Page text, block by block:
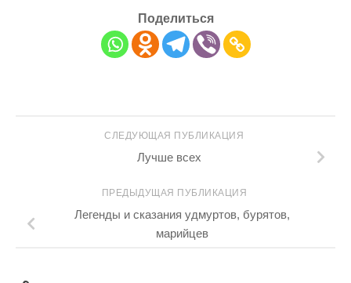
Поделиться
СЛЕДУЮЩАЯ ПУБЛИКАЦИЯ
Лучше всех
ПРЕДЫДУЩАЯ ПУБЛИКАЦИЯ
Легенды и сказания удмуртов, бурятов,
марийцев